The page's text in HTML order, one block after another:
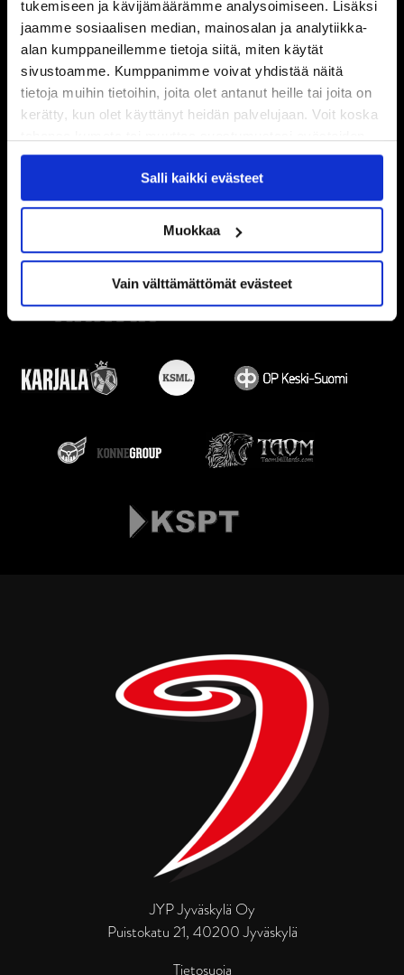
tukemiseen ja kävijämäärämme analysoimiseen. Lisäksi
jaamme sosiaalisen median, mainosalan ja analytiikka-
alan kumppaneillemme tietoja siitä, miten käytät
sivustoamme. Kumppanimme voivat yhdistää näitä
tietoja muihin tietoihin, joita olet antanut heille tai joita on
kerätty, kun olet käyttänyt heidän palvelujaan. Voit koska
käytöstäEvästeet-sivultamme.
Salli kaikki evästeet
Muokkaa
Vain välttämättömät evästeet
JYP Jyväskylä Oy
Puistokatu 21, 40200 Jyväskylä
Tietosuoja